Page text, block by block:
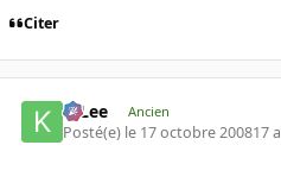
Citer
K-Lee Ancien
Posté(e) le 17 octobre 200817 a